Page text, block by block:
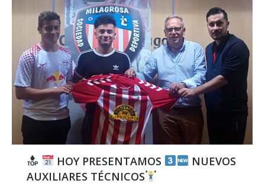
HOY PRESENTAMOS
NUEVOS
AUXILIARES TÉCNICOS